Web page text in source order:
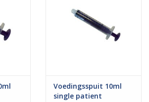
Voedingsspuit 10ml
single patient